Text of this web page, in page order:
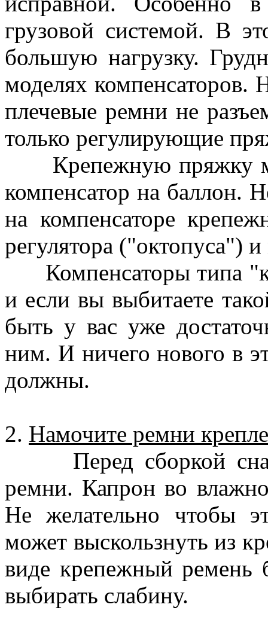
грузовой системой. В
большую нагрузку.
моделях
плечевые ремни не
только регулирующие
Крепежную пряжку
компенсатор на баллон.
на компенсаторе
регулятора ("октопуса")
Компенсаторы типа
и если вы выбитаете
быть у вас уже
ним. И ничего нового в
должны.
2. Намочите ремни
Перед сборкой
ремни. Капрон во
Не желательно чтобы
может выскользнуть из
виде крепежный ремень
выбирать слабину.